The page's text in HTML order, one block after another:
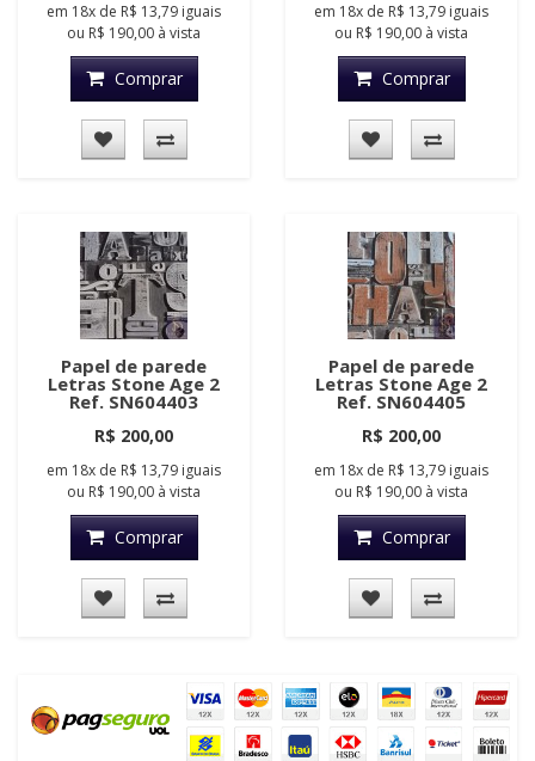
em 18x de R$ 13,79 iguais
ou R$ 190,00 à vista
Comprar
em 18x de R$ 13,79 iguais
ou R$ 190,00 à vista
Comprar
Papel de parede
Letras Stone Age 2
Ref. SN604403
R$ 200,00
em 18x de R$ 13,79 iguais
ou R$ 190,00 à vista
Comprar
Papel de parede
Letras Stone Age 2
Ref. SN604405
R$ 200,00
em 18x de R$ 13,79 iguais
ou R$ 190,00 à vista
Comprar